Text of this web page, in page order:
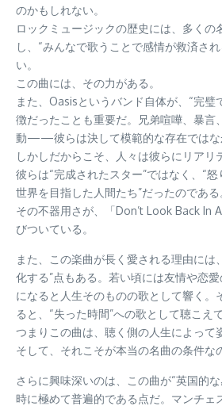
のかもしれない。
ロックミュージックの歴史には、多くの
し、“みんなで歌うことで感情が救済さ
い。
この曲には、その力がある。
また、Oasisというバンド自体が、“完璧
徴だったことも重要だ。兄弟喧嘩、暴言
動——彼らは決して模範的な存在ではな
しかしだからこそ、人々は彼らにリアリ
彼らは“完成されたスター”ではなく、“
世界を目指した人間たち”だったのである
その不器用さが、「Don’t Look Back In
びついている。
また、この楽曲が長く愛される理由には
化する”点もある。若い頃には友情や恋
になると人生そのものの歌として響く。
ると、“失った時間”への歌として聴こえて
つまりこの曲は、聴く側の人生によって
そして、それこそが本当の名曲の条件な
さらに興味深いのは、この曲が“英国的
時に極めて普遍的である点だ。マンチェ